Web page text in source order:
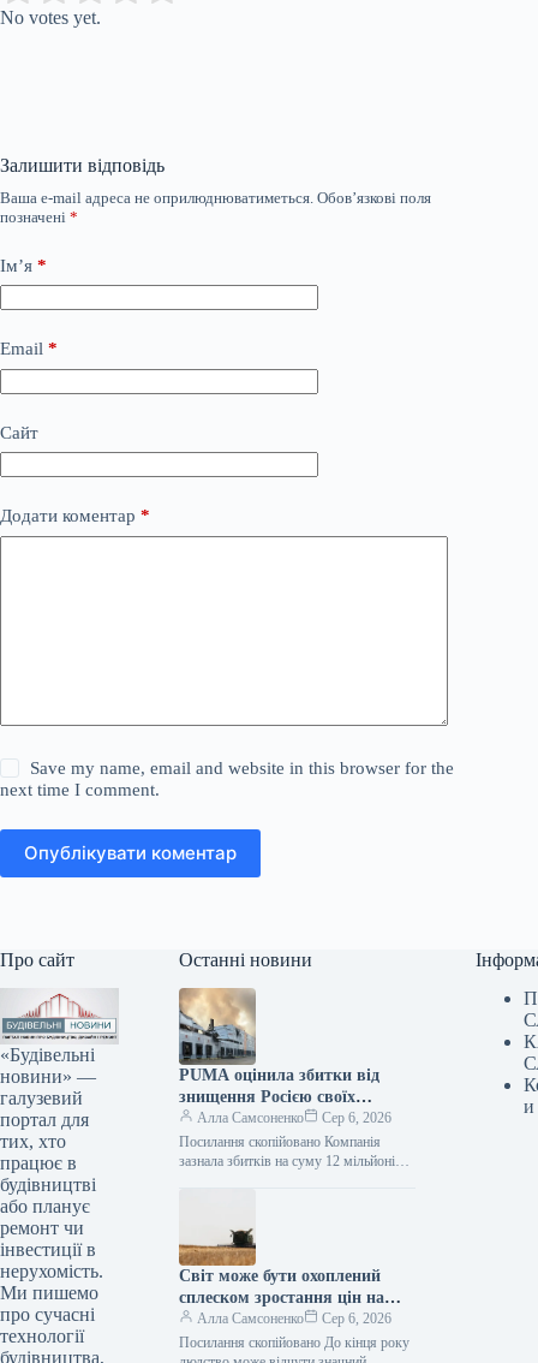
No votes yet.
Залишити відповідь
Ваша e-mail адреса не оприлюднюватиметься. Обов’язкові поля
позначені *
Ім’я *
Email *
Сайт
Додати коментар *
Save my name, email and website in this browser for the
next time I comment.
Опублікувати коментар
Про сайт
«Будівельні
новини» —
галузевий
портал для
тих, хто
працює в
будівництві
або планує
ремонт чи
інвестиції в
нерухомість.
Ми пишемо
про сучасні
технології
будівництва,
Останні новини
PUMA оцінила збитки від
знищення Росією своїх
складських запасів
Алла Самсоненко
Сер 6, 2026
Посилання скопійовано Компанія
зазнала збитків на суму 12 мільйонів
Світ може бути охоплений
сплеском зростання цін на
продукти харчування – ФАО
Алла Самсоненко
Сер 6, 2026
Посилання скопійовано До кінця року
и